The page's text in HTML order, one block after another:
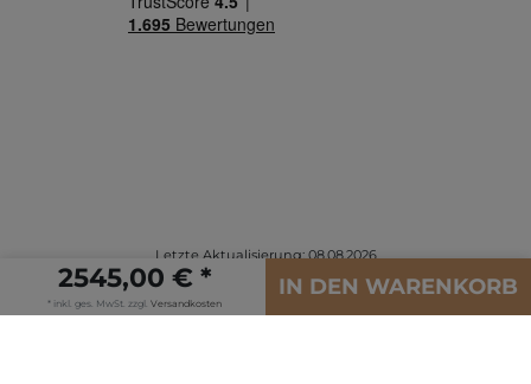
2545,00 € *
* inkl. ges. MwSt. zzgl. Versandkosten
IN DEN WARENKORB
Letzte Aktualisierung: 08.08.2026
© Copyright 2026 | Alle Rechte vorbehalten.